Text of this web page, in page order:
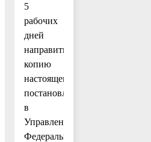
5
рабочих
дней
направить
копию
настоящего
постановления
в
Управление
Федеральной